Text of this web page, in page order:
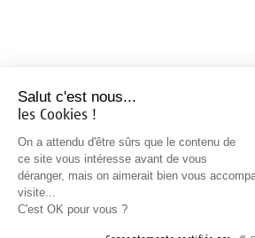
Salut c'est nous...
les Cookies !
On a attendu d'être sûrs que le contenu de
ce site vous intéresse avant de vous
déranger, mais on aimerait bien vous
visite...
C'est OK pour vous ?